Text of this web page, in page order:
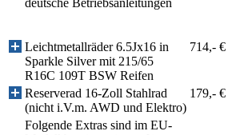
Leichtmetallräder 6.5Jx16 in
Sparkle Silver mit 215/65
R16C 109T BSW Reifen
714,- €
Reserverad 16-Zoll Stahlrad
(nicht i.V.m. AWD und Elektro)
179,- €
Folgende Extras sind im EU-